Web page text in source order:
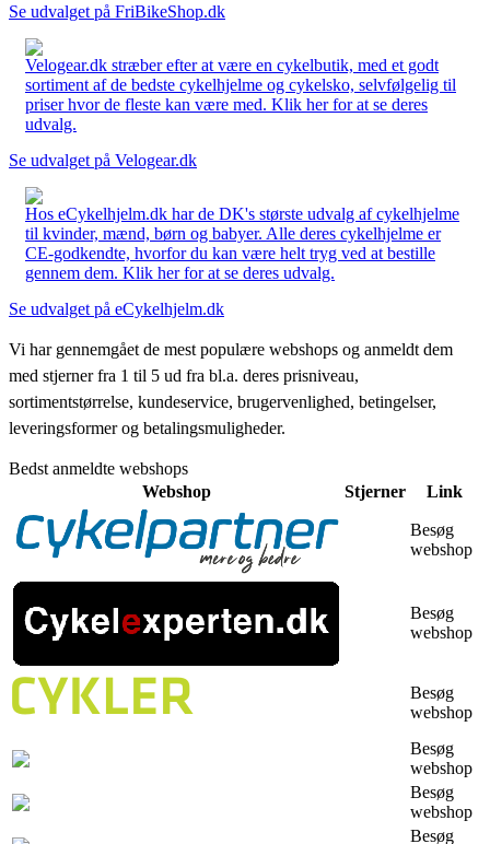
Se udvalget på FriBikeShop.dk
Velogear.dk stræber efter at være en cykelbutik, med et godt
sortiment af de bedste cykelhjelme og cykelsko, selvfølgelig til
priser hvor de fleste kan være med. Klik her for at se deres
udvalg.
Se udvalget på Velogear.dk
Hos eCykelhjelm.dk har de DK's største udvalg af cykelhjelme
til kvinder, mænd, børn og babyer. Alle deres cykelhjelme er
CE-godkendte, hvorfor du kan være helt tryg ved at bestille
gennem dem. Klik her for at se deres udvalg.
Se udvalget på eCykelhjelm.dk
Vi har gennemgået de mest populære webshops og anmeldt dem
med stjerner fra 1 til 5 ud fra bl.a. deres prisniveau,
sortimentstørrelse, kundeservice, brugervenlighed, betingelser,
leveringsformer og betalingsmuligheder.
Bedst anmeldte webshops
Webshop
Stjerner Link
Besøg
webshop
Besøg
webshop
Besøg
webshop
Besøg
webshop
Besøg
webshop
Besøg